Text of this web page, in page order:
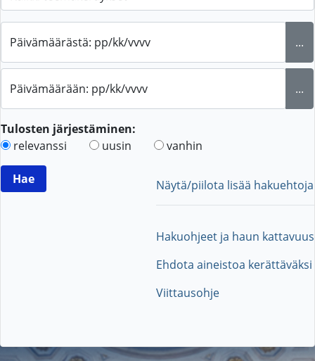
Päivämäärästä: pp/kk/vvvv ...
Päivämäärään: pp/kk/vvvv ...
Tulosten järjestäminen:
relevanssi
uusin vanhin
Näytä/piilota lisää hakuehtoja
Hakuohjeet ja haun kattavuus
Ehdota aineistoa kerättäväksi
Viittausohje